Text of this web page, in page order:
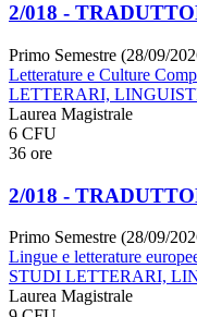
2/018 -
Primo Semestre (28/09/
Letterature e Culture
LETTERARI,
Laurea Magistrale
6 CFU
36 ore
2/018 -
Primo Semestre (28/09/
Lingue e letterature
STUDI LETTERARI,
Laurea Magistrale